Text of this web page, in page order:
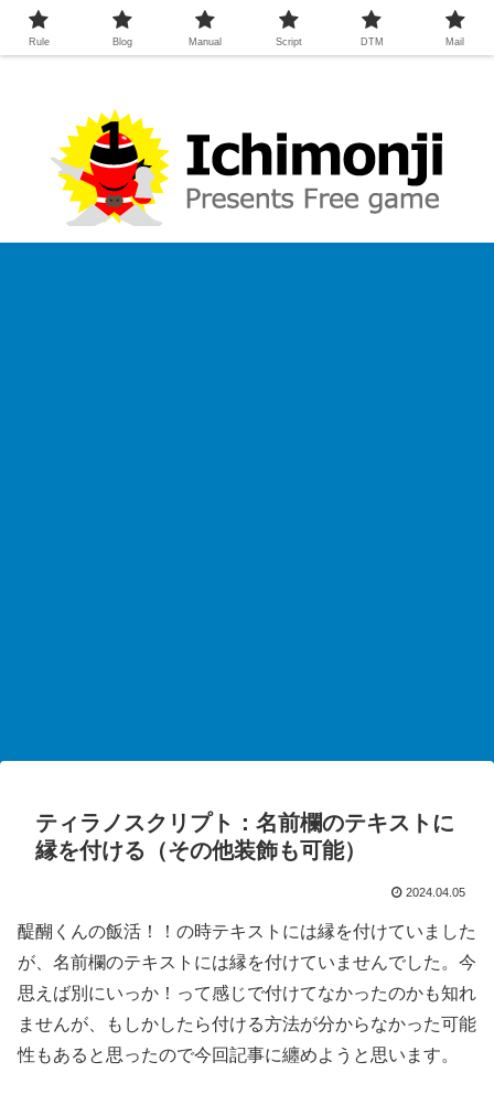
ティラノスクリプト：名前欄のテキストに
縁を付ける（その他装飾も可能）
2024.04.05
醍醐くんの飯活！！の時テキストには縁を付けていました
が、名前欄のテキストには縁を付けていませんでした。今
思えば別にいっか！って感じで付けてなかったのかも知れ
ませんが、もしかしたら付ける方法が分からなかった可能
性もあると思ったので今回記事に纏めようと思います。
Rule Blog Manual Script DTM Mail